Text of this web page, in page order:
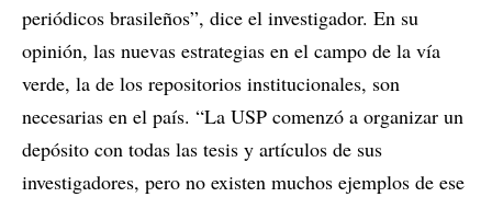
periódicos brasileños”, dice el investigador. En su
opinión, las nuevas estrategias en el campo de la vía
verde, la de los repositorios institucionales, son
necesarias en el país. “La USP comenzó a organizar un
depósito con todas las tesis y artículos de sus
investigadores, pero no existen muchos ejemplos de ese